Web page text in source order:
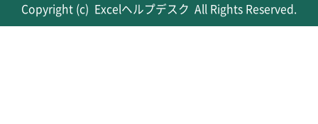
Copyright (c) Excelヘルプデスク All Rights Reserved.